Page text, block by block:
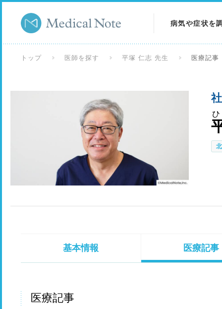
病気や症状を
検査を調べる
トップ 医師を探す 平塚 仁志 先生 医療記事
基本情報 医療記事
医療記事